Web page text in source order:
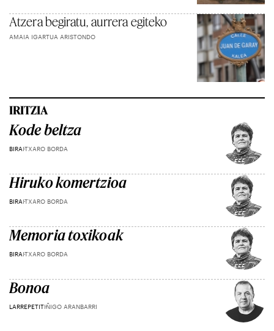
Atzera begiratu, aurrera egiteko
AMAIA IGARTUA ARISTONDO
IRITZIA
Kode beltza
BIRAITXARO BORDA
Hiruko komertzioa
BIRAITXARO BORDA
Memoria toxikoak
BIRAITXARO BORDA
Bonoa
LARREPETITIÑIGO ARANBARRI